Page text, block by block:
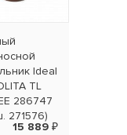
Ideal
TL
286747
271576)
15 889 ₽